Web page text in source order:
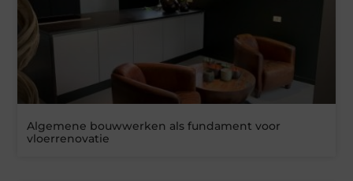
Algemene bouwwerken als fundament voor
vloerrenovatie